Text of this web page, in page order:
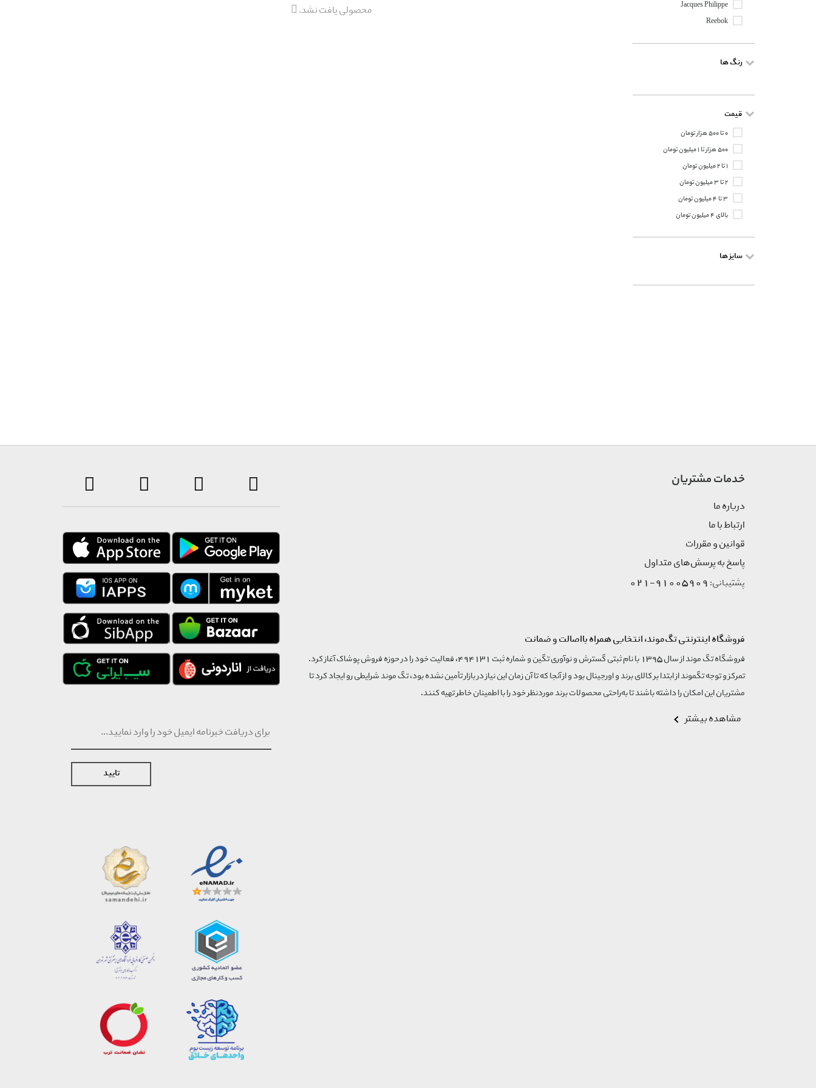
محصولی یافت نشد.
Jacques Philippe
Reebok
رنگ ها
قیمت
۰ تا ۵۰۰ هزار تومان
۵۰۰ هزار تا ۱ میلیون تومان
۱ تا ۲ میلیون تومان
۲ تا ۳ میلیون تومان
۳ تا ۴ میلیون تومان
بالای ۴ میلیون تومان
سایز ها
تایید
خدمات مشتریان
درباره ما
ارتباط با ما
قوانین و مقررات
پاسخ به پرسش‌های متداول
پشتیبانی: 91005909-021
فروشگاه اینترنتی تگ‌موند، انتخابی همراه بااصالت و ضمانت
فروشگاه تگ موند از سال 1395 با نام ثبتی گسترش و نوآوری تگین و شماره ثبت 494131، فعالیت خود را در حوزه فروش پوشاک آغاز کرد.
تمرکز و توجه تگموند از ابتدا بر کالای برند و اورجینال بود و از آنجا که تا آن زمان این نیاز در بازار تأمین نشده بود، تگ موند شرایطی رو ایجاد کرد تا
مشتریان این امکان را داشته باشند تا به‌راحتی محصولات برند مورد‌نظر خود را با اطمینان خاطر تهیه کنند.
مشاهده بیشتر